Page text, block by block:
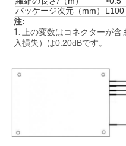
件
引
金
パッケージ次元（mm）
注:
1.上の変数はコネクターが含
入損失）は0.20dBです。